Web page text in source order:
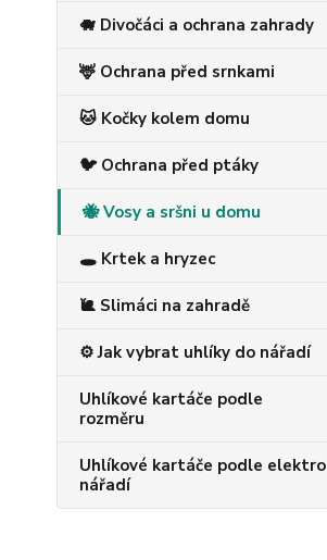
🐗 Divočáci a ochrana zahrady
🦌 Ochrana před srnkami
🐱 Kočky kolem domu
🐦 Ochrana před ptáky
🐝 Vosy a sršni u domu
🕳️ Krtek a hryzec
🐌 Slimáci na zahradě
⚙️ Jak vybrat uhlíky do nářadí
Uhlíkové kartáče podle
rozměru
Uhlíkové kartáče podle elektro
nářadí